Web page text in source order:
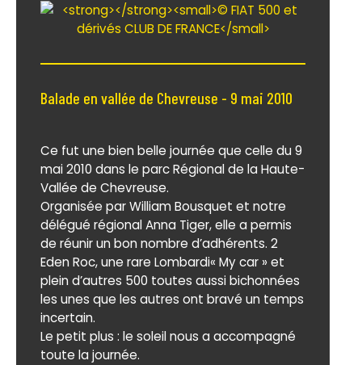
Balade en vallée de Chevreuse - 9 mai 2010
Ce fut une bien belle journée que celle du 9
mai 2010 dans le parc Régional de la Haute-
Vallée de Chevreuse.
Organisée par William Bousquet et notre
délégué régional Anna Tiger, elle a permis
de réunir un bon nombre d’adhérents. 2
Eden Roc, une rare Lombardi« My car » et
plein d’autres 500 toutes aussi bichonnées
les unes que les autres ont bravé un temps
incertain.
Le petit plus : le soleil nous a accompagné
toute la journée.